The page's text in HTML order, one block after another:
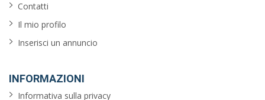
Contatti
Il mio profilo
Inserisci un annuncio
INFORMAZIONI
Informativa sulla privacy